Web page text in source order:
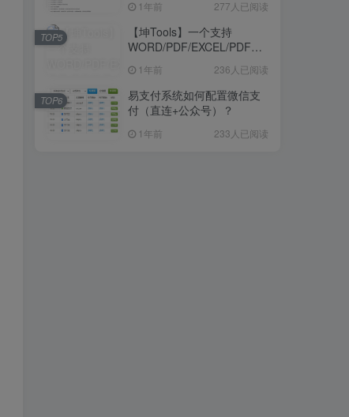
1年前 277人已阅读
【坤Tools】一个支持
WORD/PDF/EXCEL/PDF等
1年前 236人已阅读
TOP5
易支付系统如何配置微信支
付（直连+公众号）？
1年前 233人已阅读
TOP6